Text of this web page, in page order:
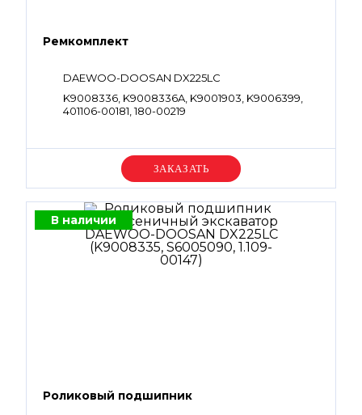
Ремкомплект
DAEWOO-DOOSAN DX225LC
K9008336, K9008336A, K9001903, K9006399,
401106-00181, 180-00219
Уточняйте цену
В наличии
Роликовый подшипник